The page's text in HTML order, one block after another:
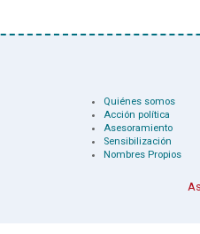
Quiénes somos
Acción política
Asesoramiento
Sensibilización
Nombres Propios